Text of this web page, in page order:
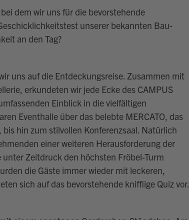
dem wir uns für die bevorstehende
unserer bekannten Bau-
an den Tag?
uns auf die Entdeckungsreise. Zusammen mit
erkundeten wir jede Ecke des CAMPUS
Einblick in die vielfältigen
Eventhalle über das belebte MERCATO, das
bis hin zum stilvollen Konferenzsaal. Natürlich
einer weiteren Herausforderung der
Zeitdruck den höchsten Fröbel-Turm
die Gäste immer wieder mit leckeren,
sich auf das bevorstehende knifflige Quiz vor.